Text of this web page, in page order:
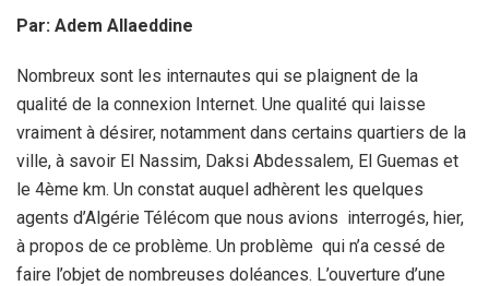
Par: Adem Allaeddine
Nombreux sont les internautes qui se plaignent de la
qualité de la connexion Internet. Une qualité qui laisse
vraiment à désirer, notamment dans certains quartiers de la
ville, à savoir El Nassim, Daksi Abdessalem, El Guemas et
le 4ème km. Un constat auquel adhèrent les quelques
agents d’Algérie Télécom que nous avions interrogés, hier,
à propos de ce problème. Un problème qui n’a cessé de
faire l’objet de nombreuses doléances. L’ouverture d’une